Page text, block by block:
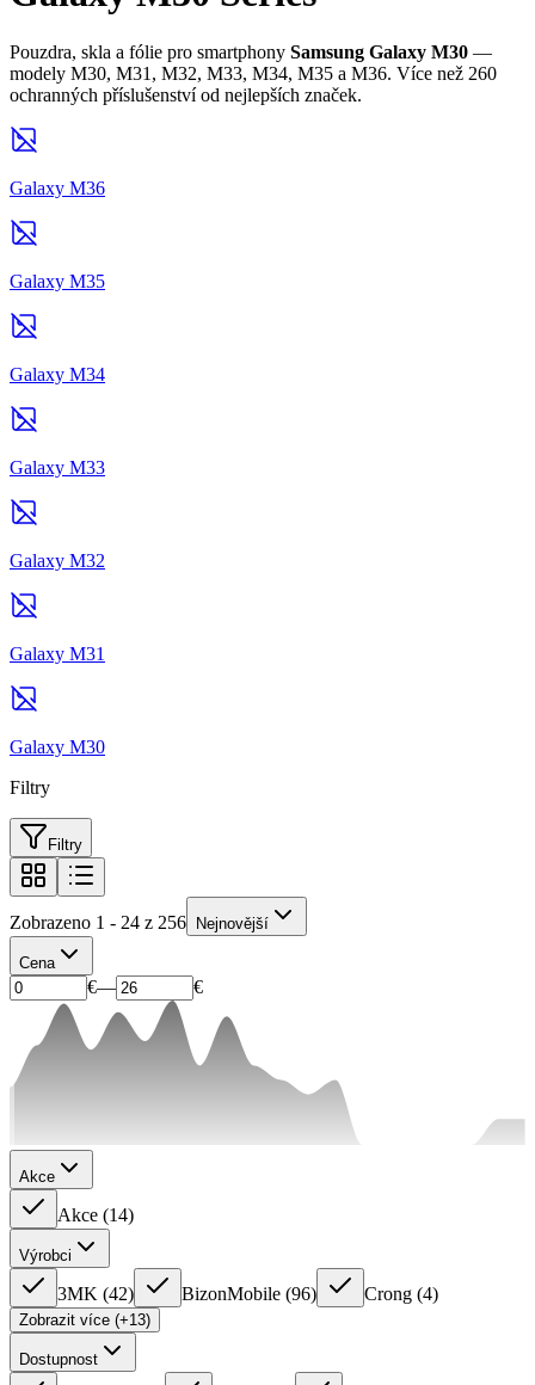
Pouzdra, skla a fólie pro smartphony Samsung Galaxy M30 —
modely M30, M31, M32, M33, M34, M35 a M36. Více než 260
ochranných příslušenství od nejlepších značek.
Galaxy M36
Galaxy M35
Galaxy M34
Galaxy M33
Galaxy M32
Galaxy M31
Galaxy M30
Filtry
Filtry
Zobrazeno 1 - 24 z 256 Nejnovější
Cena
€— €
Akce
Akce (14)
Výrobci
3MK (42) BizonMobile (96) Crong (4)
Zobrazit více (+13)
Dostupnost